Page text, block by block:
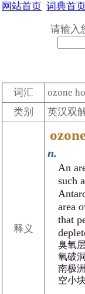
网站首页 词典首
请输入
词汇
ozone
类别
英汉双
释义
n.
An
such
area
that
臭氧
氧破
南极
空小